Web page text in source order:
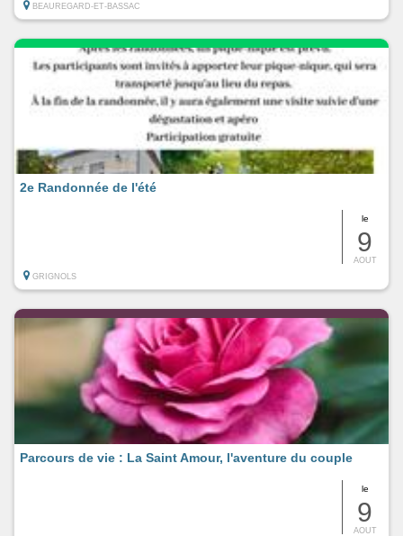
BEAUREGARD-ET-BASSAC
le
9
AOUT
2e Randonnée de l'été
GRIGNOLS
le
9
AOUT
Parcours de vie : La Saint Amour, l'aventure du couple